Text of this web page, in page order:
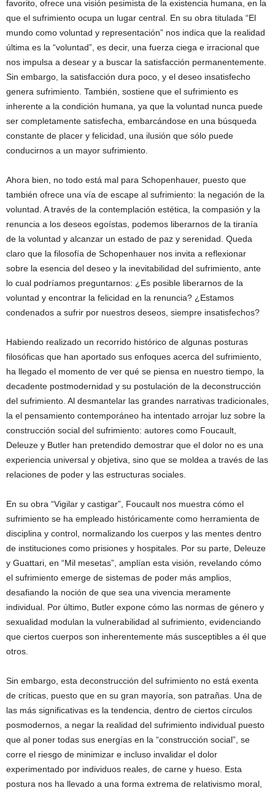
favorito, ofrece una visión pesimista de la existencia humana, en la
que el sufrimiento ocupa un lugar central. En su obra titulada “El
mundo como voluntad y representación” nos indica que la realidad
última es la “voluntad”, es decir, una fuerza ciega e irracional que
nos impulsa a desear y a buscar la satisfacción permanentemente.
Sin embargo, la satisfacción dura poco, y el deseo insatisfecho
genera sufrimiento. También, sostiene que el sufrimiento es
inherente a la condición humana, ya que la voluntad nunca puede
ser completamente satisfecha, embarcándose en una búsqueda
constante de placer y felicidad, una ilusión que sólo puede
conducirnos a un mayor sufrimiento.
Ahora bien, no todo está mal para Schopenhauer, puesto que
también ofrece una vía de escape al sufrimiento: la negación de la
voluntad. A través de la contemplación estética, la compasión y la
renuncia a los deseos egoístas, podemos liberarnos de la tiranía
de la voluntad y alcanzar un estado de paz y serenidad. Queda
claro que la filosofía de Schopenhauer nos invita a reflexionar
sobre la esencia del deseo y la inevitabilidad del sufrimiento, ante
lo cual podríamos preguntarnos: ¿Es posible liberarnos de la
voluntad y encontrar la felicidad en la renuncia? ¿Estamos
condenados a sufrir por nuestros deseos, siempre insatisfechos?
Habiendo realizado un recorrido histórico de algunas posturas
filosóficas que han aportado sus enfoques acerca del sufrimiento,
ha llegado el momento de ver qué se piensa en nuestro tiempo, la
decadente postmodernidad y su postulación de la deconstrucción
del sufrimiento. Al desmantelar las grandes narrativas tradicionales,
la el pensamiento contemporáneo ha intentado arrojar luz sobre la
construcción social del sufrimiento: autores como Foucault,
Deleuze y Butler han pretendido demostrar que el dolor no es una
experiencia universal y objetiva, sino que se moldea a través de las
relaciones de poder y las estructuras sociales.
En su obra “Vigilar y castigar”, Foucault nos muestra cómo el
sufrimiento se ha empleado históricamente como herramienta de
disciplina y control, normalizando los cuerpos y las mentes dentro
de instituciones como prisiones y hospitales. Por su parte, Deleuze
y Guattari, en “Mil mesetas”, amplían esta visión, revelando cómo
el sufrimiento emerge de sistemas de poder más amplios,
desafiando la noción de que sea una vivencia meramente
individual. Por último, Butler expone cómo las normas de género y
sexualidad modulan la vulnerabilidad al sufrimiento, evidenciando
que ciertos cuerpos son inherentemente más susceptibles a él que
otros.
Sin embargo, esta deconstrucción del sufrimiento no está exenta
de críticas, puesto que en su gran mayoría, son patrañas. Una de
las más significativas es la tendencia, dentro de ciertos círculos
posmodernos, a negar la realidad del sufrimiento individual puesto
que al poner todas sus energías en la “construcción social”, se
corre el riesgo de minimizar e incluso invalidar el dolor
experimentado por individuos reales, de carne y hueso. Esta
postura nos ha llevado a una forma extrema de relativismo moral,